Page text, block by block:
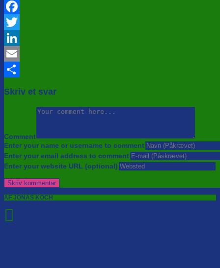
Facebook
Twitter
LinkedIn
Email
Skriv et svar
Comment
Enter your name or username to comment
Enter your email address to comment
Enter your website URL (optional)
AF JONAS KOCH